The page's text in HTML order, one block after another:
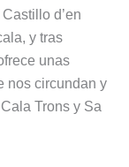
d’en
y tras
unas
nos circundan y
Trons y Sa